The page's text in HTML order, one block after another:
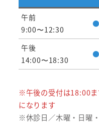
午前
9:00〜12:30
●
午後
14:00〜18:30
●
※午後の受付は18:00
になります
※休診日／木曜・日曜